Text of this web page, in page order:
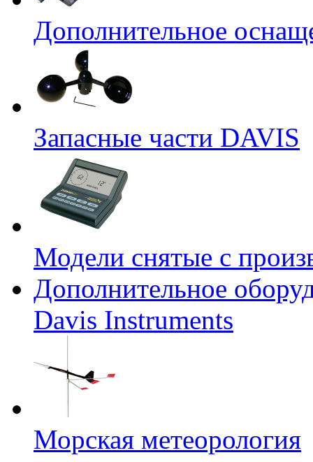
Дополнительное
Запасные части DAVIS
Модели снятые с
Дополнительное
Davis Instruments
Морская метеорология